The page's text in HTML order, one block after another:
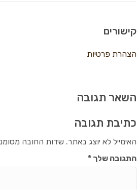
קישורים
הצהרת פרטיות
השאר תגובה
כתיבת תגובה
האימייל לא יוצג באתר. שדות החובה
התגובה שלך*